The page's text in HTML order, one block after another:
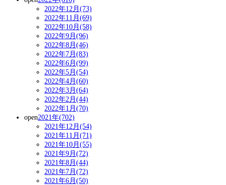
2022年12月(73)
2022年11月(69)
2022年10月(58)
2022年9月(96)
2022年8月(46)
2022年7月(83)
2022年6月(99)
2022年5月(54)
2022年4月(60)
2022年3月(64)
2022年2月(44)
2022年1月(70)
open2021年(702)
2021年12月(54)
2021年11月(71)
2021年10月(55)
2021年9月(72)
2021年8月(44)
2021年7月(72)
2021年6月(50)